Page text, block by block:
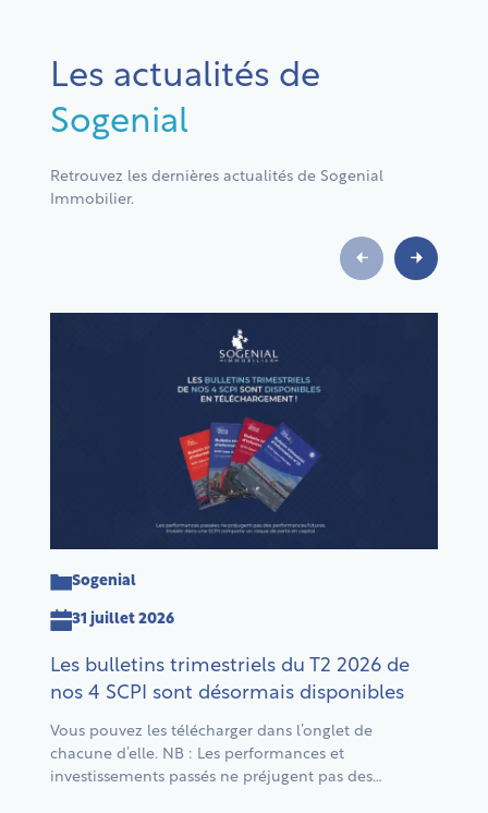
Les actualités de
Sogenial
Retrouvez les dernières actualités de Sogenial
Immobilier.
Sogenial
31 juillet 2026
Les bulletins trimestriels du T2 2026 de
nos 4 SCPI sont désormais disponibles
Vous pouvez les télécharger dans l’onglet de
chacune d’elle. NB : Les performances et
investissements passés ne préjugent pas des